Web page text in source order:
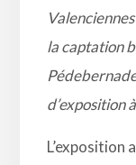
la captation
d’exposition
L’exposition